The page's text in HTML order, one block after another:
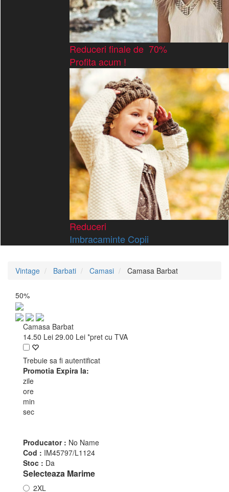
Reduceri finale de 70%
Profita acum !
Reduceri
Imbracaminte Copii
Vintage Barbati Camasi Camasa Barbat
50%
Camasa Barbat
14.50 Lei 29.00 Lei *pret cu TVA
Trebuie sa fi autentificat
Promotia Expira la:
zile
ore
min
sec
Producator : No Name
Cod : IM45797/L1124
Stoc : Da
Selecteaza Marime
2XL